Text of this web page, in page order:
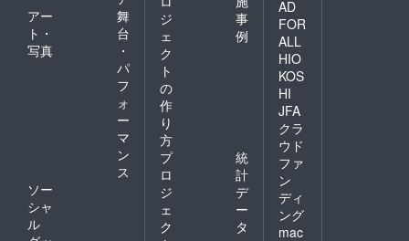
アー
ト・
写真
舞
台
・
パ
フ
ォ
ー
マ
ン
ス
ソー
シャ
ル
ジ
ェ
ク
ト
の
作
り
方
事
例
プ
ロ
ジ
ェ
ク
統
計
デ
ー
タ
AD
FOR
ALL
HIO
KOS
HI
JFA
クラ
ウド
ファ
ン
ディ
ング
mac